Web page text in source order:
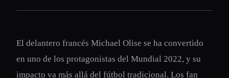
El delantero francés Michael Olise se ha convertido
en uno de los protagonistas del Mundial 2022, y su
impacto va más allá del fútbol tradicional. Los fan